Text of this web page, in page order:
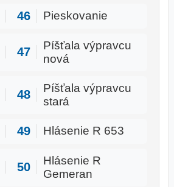
46 Pieskovanie
47
Píšťala výpravcu
nová
48
Píšťala výpravcu
stará
49 Hlásenie R 653
50
Hlásenie R
Gemeran